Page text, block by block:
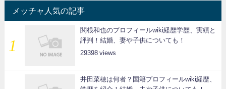
メッチャ人気の記事
関根和也のプロフィールwiki経歴学歴、実績と
評判！結婚、妻や子供についても！
29398
井田菜穂は何者？国籍プロフィールwiki経歴、